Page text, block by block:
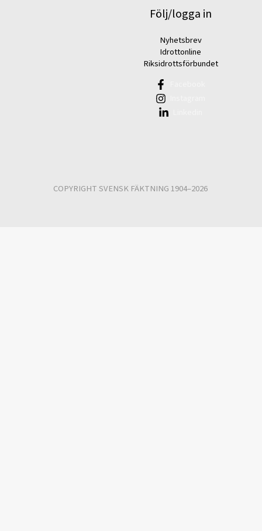
Följ/logga in
Nyhetsbrev
Idrottonline
Riksidrottsförbundet
COPYRIGHT SVENSK FÄKTNING 1904–2026